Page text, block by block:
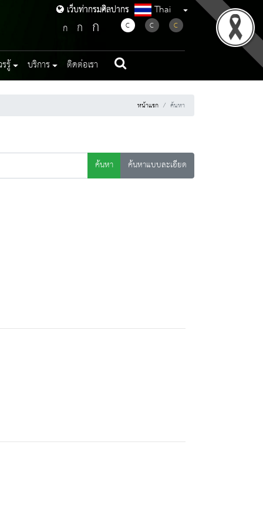
เว็บท่ากรมศิลปากร
เว็บท่ากรมศิลปากร Thai
ก ก ก C C C
รู้ บริการ ติดต่อเรา
หน้าแรก ค้นหา
ค้นหา ค้นหาแบบละเอียด